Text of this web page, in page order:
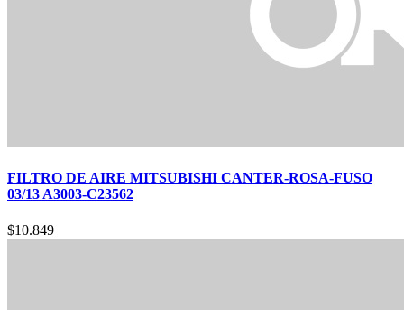
FILTRO DE AIRE MITSUBISHI CANTER-ROSA-FUSO
03/13 A3003-C23562
$10.849